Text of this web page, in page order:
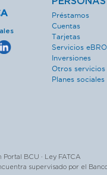
Préstamos
Cuentas
Tarjetas
Servicios
Inversiones
Otros servicios
Planes sociales
BCU · Ley FATCA
supervisado por el